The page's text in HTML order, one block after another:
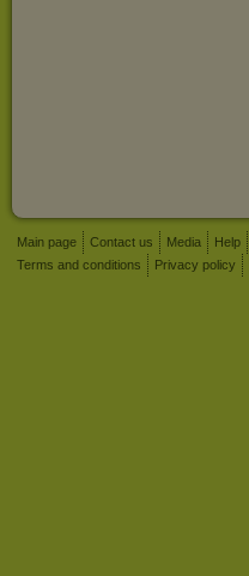
Main page Contact us Media Help
Terms and conditions
Privacy policy